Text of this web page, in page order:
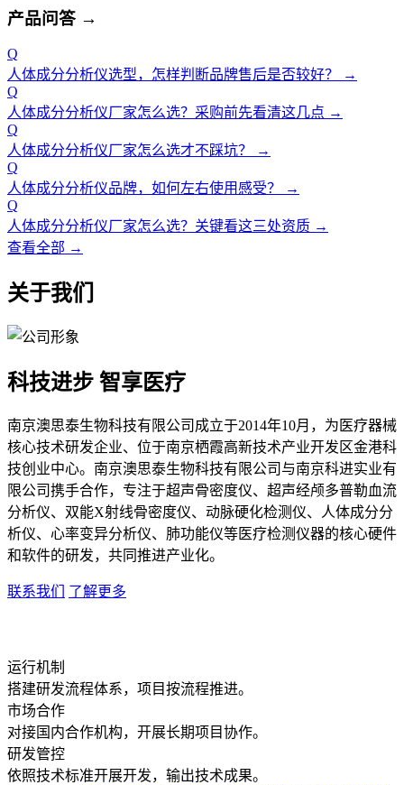
产品问答 →
Q
人体成分分析仪选型，怎样判断品牌售后是否较好？
→
Q
人体成分分析仪厂家怎么选？采购前先看清这几点 →
Q
人体成分分析仪厂家怎么选才不踩坑？
→
Q
人体成分分析仪品牌，如何左右使用感受？
→
Q
人体成分分析仪厂家怎么选？关键看这三处资质 →
查看全部 →
关于我们
科技进步 智享医疗
南京澳思泰生物科技有限公司成立于2014年10月，为医疗器械
核心技术研发企业、位于南京栖霞高新技术产业开发区金港科
技创业中心。南京澳思泰生物科技有限公司与南京科进实业有
限公司携手合作，专注于超声骨密度仪、超声经颅多普勒血流
分析仪、双能X射线骨密度仪、动脉硬化检测仪、人体成分分
析仪、心率变异分析仪、肺功能仪等医疗检测仪器的核心硬件
和软件的研发，共同推进产业化。
联系我们 了解更多
运行机制
搭建研发流程体系，项目按流程推进。
市场合作
对接国内合作机构，开展长期项目协作。
研发管控
依照技术标准开展开发，输出技术成果。